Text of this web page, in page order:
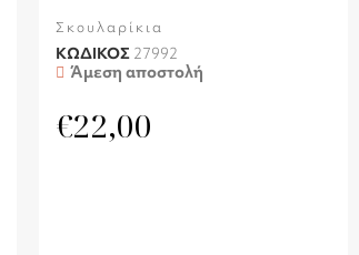
Σκουλαρίκια
ΚΩΔΙΚΟΣ 27992
Άμεση αποστολή
€22,00